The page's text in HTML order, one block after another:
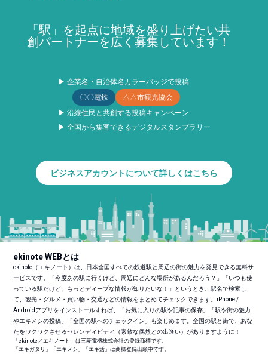
「駅」を起点に地域を盛り上げたい共
創パートナーを広く募集しています！
▶ 企業名・自治体名カラーバッジで投稿
〇〇電鉄
△△市観光協会
▶ 沿線住民と共創する投稿キャンペーン
▶ 全国から集客できるデジタルスタンプラリー
ビジネスアカウントについて詳しくはこちら
ekinote WEBとは
ekinote（エキノート）は、日本全国すべての鉄道駅と周辺の街の魅力を発見できる無料サ
ービスです。「今度あの駅に行くけど、周辺にどんな場所があるんだろう？」「いつも使
っている駅だけど、もっとディープな情報が知りたいな！」というとき、駅名で検索し
て、観光・グルメ・買い物・交通などの情報をまとめてチェックできます。iPhone /
Androidアプリをインストールすれば、「お気に入りの駅や記事の保存」「駅や街の魅力
やエキメシの投稿」「全国の駅へのチェックイン」も楽しめます。全国の駅と街で、あな
たをワクワクさせるセレンディピティ（素敵な偶然との出逢い）がありますように！
「ekinote／エキノート」は三菱電機株式会社の登録商標です。
「エキガタリ」「エキメシ」「エキ活」は商標登録出願中です。